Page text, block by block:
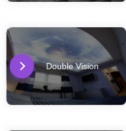
Double Vision